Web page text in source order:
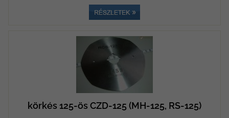
körkés 125-ös CZD-125 (MH-125, RS-125)